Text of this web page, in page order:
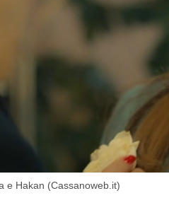
e Hakan (Cassanoweb.it)